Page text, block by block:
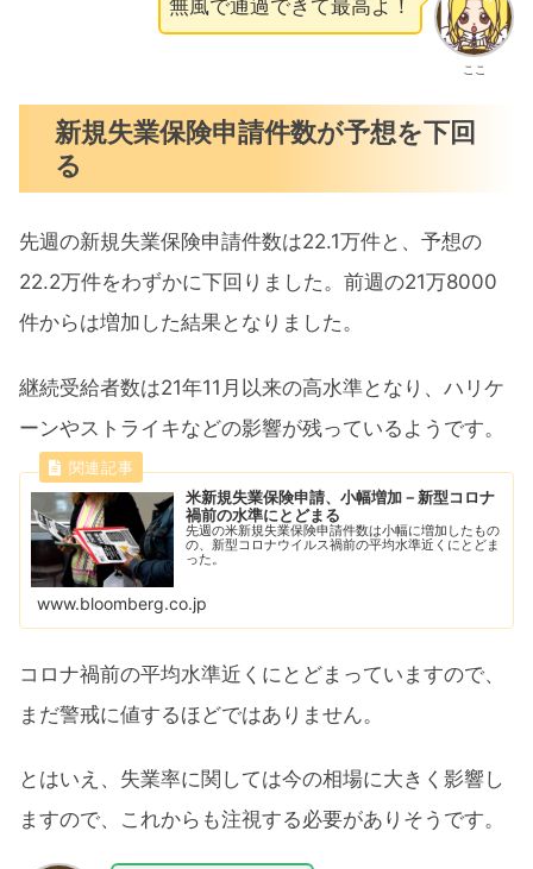
ここ
無風で通過できて最高よ！
新規失業保険申請件数が予想を下回
る
先週の新規失業保険申請件数は22.1万件と、予想の
22.2万件をわずかに下回りました。前週の21万8000
件からは増加した結果となりました。
継続受給者数は21年11月以来の高水準となり、ハリケ
ーンやストライキなどの影響が残っているようです。
米新規失業保険申請、小幅増加－新型コロナ
禍前の水準にとどまる
先週の米新規失業保険申請件数は小幅に増加したもの
の、新型コロナウイルス禍前の平均水準近くにとどま
った。
www.bloomberg.co.jp
コロナ禍前の平均水準近くにとどまっていますので、
まだ警戒に値するほどではありません。
とはいえ、失業率に関しては今の相場に大きく影響し
ますので、これからも注視する必要がありそうです。